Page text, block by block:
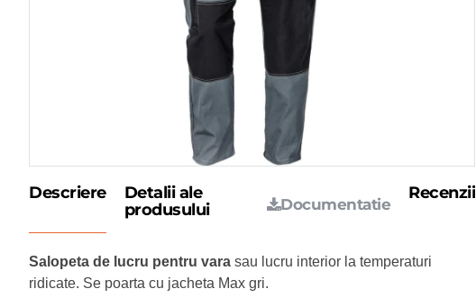
Descriere
Detalii ale
produsului
Documentatie
Recenzii
Salopeta de lucru pentru vara sau lucru interior la temperaturi
ridicate. Se poarta cu jacheta Max gri.